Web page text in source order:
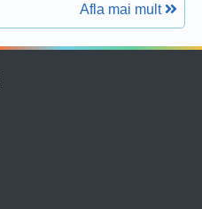
Afla mai mult